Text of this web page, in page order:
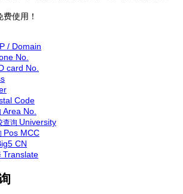
使用！
/ Domain
No.
card No.
Code
Area No.
查询 University
Pos MCC
CN
Translate